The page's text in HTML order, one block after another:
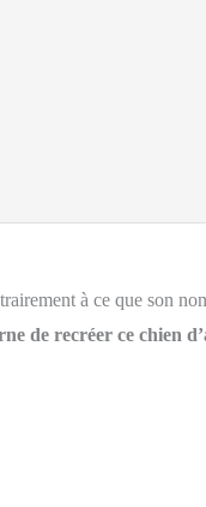
à ce que son
de recréer ce chien